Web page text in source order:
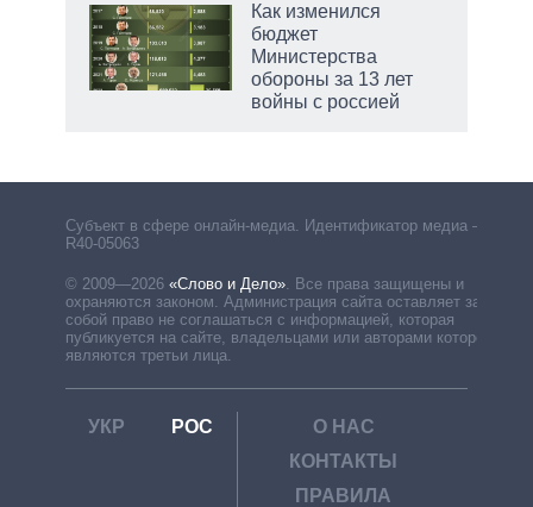
Как изменился
бюджет
Министерства
обороны за 13 лет
войны с россией
Субъект в сфере онлайн-медиа. Идентификатор медиа –
R40-05063
© 2009—2026 «Слово и Дело». Все права защищены и
охраняются законом. Администрация сайта оставляет за
собой право не соглашаться с информацией, которая
публикуется на сайте, владельцами или авторами которой
являются третьи лица.
УКР РОС
О НАС
КОНТАКТЫ
ПРАВИЛА